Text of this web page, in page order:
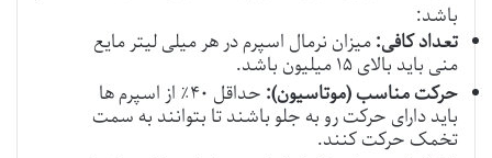
باشد:
تعداد کافی:میزان نرمال اسپرم در هر میلی لیتر مایع
منی باید بالای ۱۵ میلیون باشد.
حرکت مناسب (موتاسیون):
حداقل ۴۰٪ از اسپرم ها
باید دارای حرکت رو به جلو باشند تا بتوانند به سمت
تخمک حرکت کنند.